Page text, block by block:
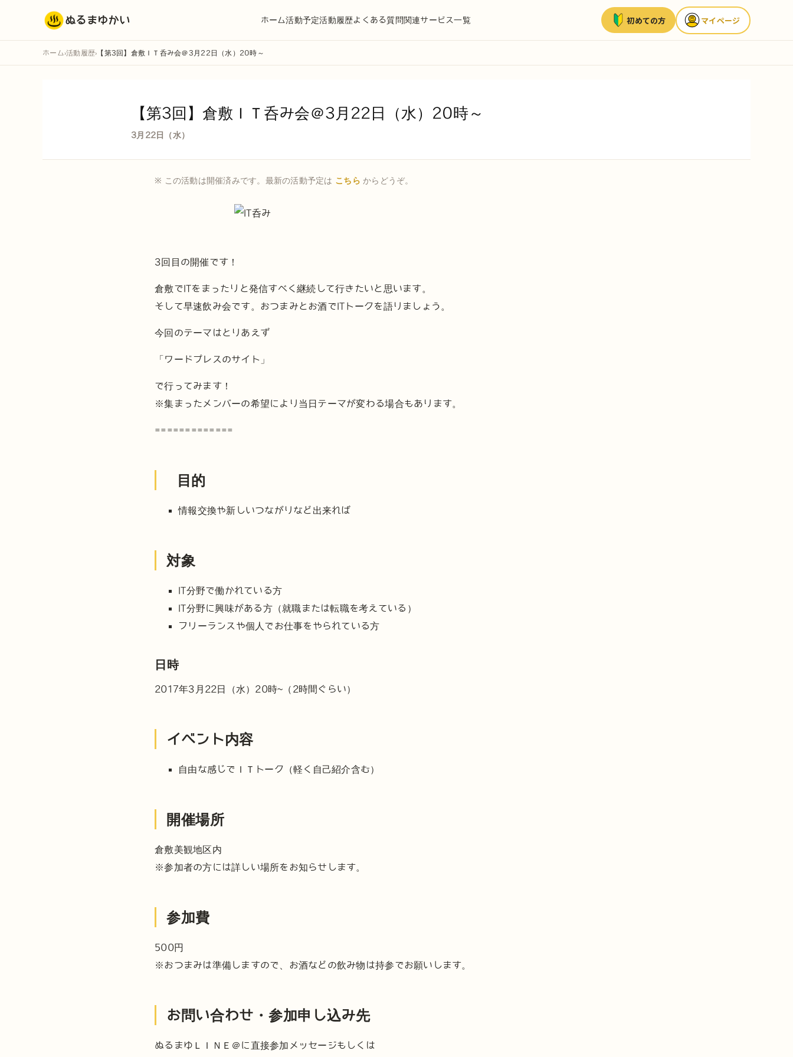
ぬるまゆかい ホーム活動予定活動履歴よくある質問 関連サービス一覧 初めての方 マイページ
ホーム ›活動履歴› 【第3回】倉敷ＩＴ呑み会＠3月22日（水）20時～
【第3回】倉敷ＩＴ呑み会＠3月22日（水）20時～
3月22日（水）
※ この活動は開催済みです。最新の活動予定は こちら からどうぞ。
3回目の開催です！
倉敷でITをまったりと発信すべく継続して行きたいと思います。
そして早速飲み会です。おつまみとお酒でITトークを語りましょう。
今回のテーマはとりあえず
「ワードプレスのサイト」
で行ってみます！
※集まったメンバーの希望により当日テーマが変わる場合もあります。
=============
目的
情報交換や新しいつながりなど出来れば
対象
IT分野で働かれている方
IT分野に興味がある方（就職または転職を考えている）
フリーランスや個人でお仕事をやられている方
日時
2017年3月22日（水）20時~（2時間ぐらい）
イベント内容
自由な感じでＩＴトーク（軽く自己紹介含む）
開催場所
倉敷美観地区内
※参加者の方には詳しい場所をお知らせします。
参加費
500円
※おつまみは準備しますので、お酒などの飲み物は持参でお願いします。
お問い合わせ・参加申し込み先
ぬるまゆＬＩＮＥ＠に直接参加メッセージもしくは